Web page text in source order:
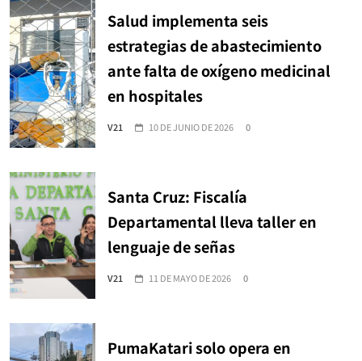
Salud implementa seis
estrategias de abastecimiento
ante falta de oxígeno medicinal
en hospitales
V21 10 DE JUNIO DE 2026 0
Santa Cruz: Fiscalía
Departamental lleva taller en
lenguaje de señas
V21 11 DE MAYO DE 2026 0
PumaKatari solo opera en